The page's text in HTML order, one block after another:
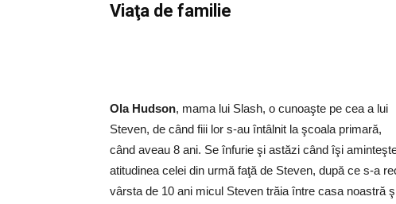
Viaţa de familie
Ola Hudson, mama lui Slash, o cunoaşte pe cea a lui
Steven, de când fiii lor s-au întâlnit la şcoala primară,
când aveau 8 ani. Se înfurie şi astăzi când îşi
atitudinea celei din urmă faţă de Steven, după ce s-a
vârsta de 10 ani micul Steven trăia între casa noastră